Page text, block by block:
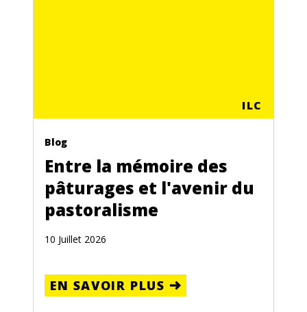
ILC
Blog
Entre la mémoire des
pâturages et l'avenir du
pastoralisme
10 Juillet 2026
EN SAVOIR PLUS